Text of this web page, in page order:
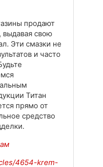
продают
выдавая свою
Эти смазки не
и часто
Титан
прямо от
средство
4654-krem-